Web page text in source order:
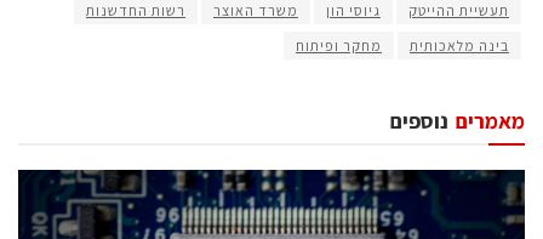
תעשיית ההייטק
גיוסי הון משרד האוצר
רשות החדשנות
בינה מלאכותית
מחקר ופיתוח
נוספים מאמרים